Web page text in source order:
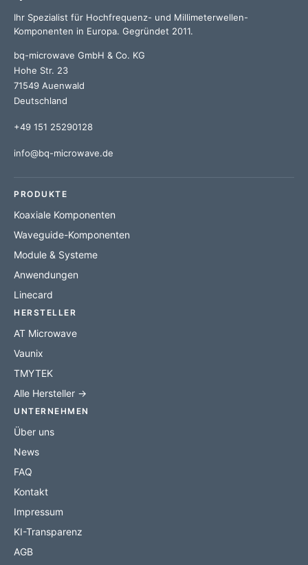
Ihr Spezialist für Hochfrequenz- und Millimeterwellen-
Komponenten in Europa. Gegründet 2011.
bq-microwave GmbH & Co. KG
Hohe Str. 23
71549 Auenwald
Deutschland
+49 151 25290128
info@bq-microwave.de
PRODUKTE
Koaxiale Komponenten
Waveguide-Komponenten
Module & Systeme
Anwendungen
Linecard
HERSTELLER
AT Microwave
Vaunix
TMYTEK
Alle Hersteller →
UNTERNEHMEN
Über uns
News
FAQ
Kontakt
Impressum
KI-Transparenz
AGB